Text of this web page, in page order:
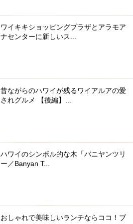
ワイキキショッピングプラザとアラモア
ナセンターに新しいス...
昔ながらのハワイが残るワイアルアの愛
されグルメ 【後編】...
ハワイのシンボル的な木「バニヤンツリ
ー／Banyan T...
おしゃれで美味しいランチならココ！ブ